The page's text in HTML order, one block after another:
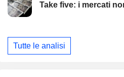
Take five: i mercati
Tutte le analisi